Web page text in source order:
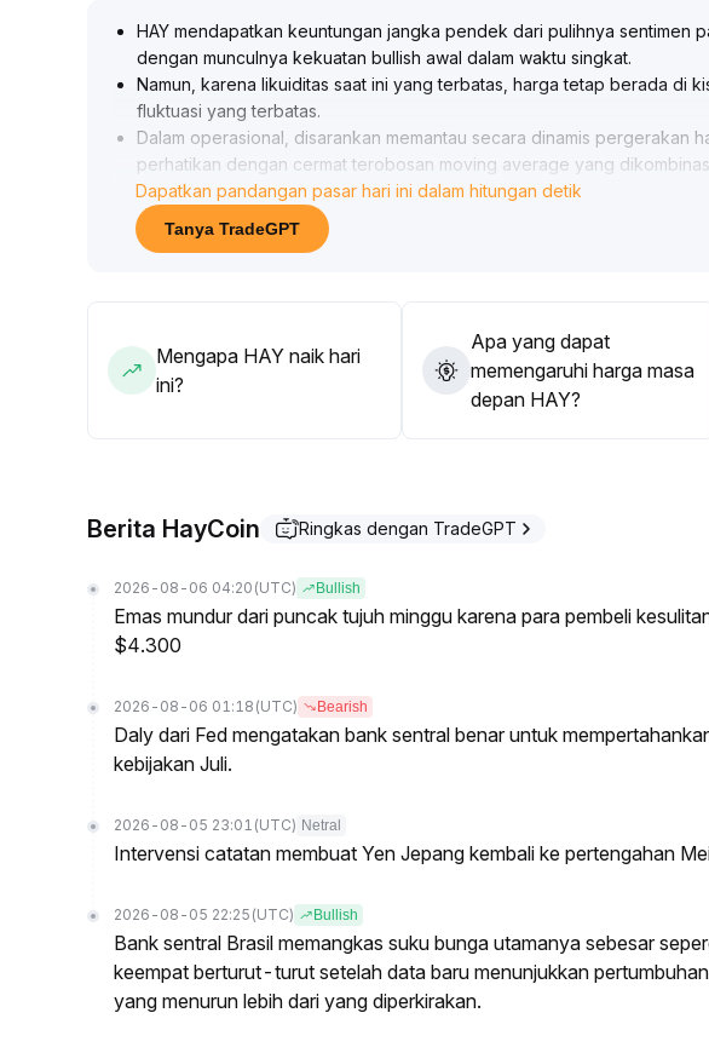
HAY mendapatkan keuntungan jangka pendek dari pulihnya sentimen
dengan munculnya kekuatan bullish awal dalam waktu singkat.
Namun, karena likuiditas saat ini yang terbatas, harga tetap berada di
fluktuasi yang terbatas.
Dalam operasional, disarankan memantau secara dinamis pergerakan
perhatikan dengan cermat terobosan moving average yang
transaksi, serta laksanakan manajemen posisi dan stop-loss yang ketat
Untuk tata letak jangka menengah-panjang, perhatikan resonnansi
waspada terhadap dampak retracement akibat likuiditas rendah
Dapatkan pandangan pasar hari ini dalam hitungan detik
Tanya TradeGPT
Mengapa HAY naik hari
ini?
Apa yang dapat
memengaruhi harga masa
depan HAY?
Berita HayCoin Ringkas dengan TradeGPT
2026-08-06 04:20 (UTC) Bullish
Emas mundur dari puncak tujuh minggu karena para pembeli
$4.300
2026-08-06 01:18 (UTC) Bearish
Daly dari Fed mengatakan bank sentral benar untuk
kebijakan Juli.
2026-08-05 23:01 (UTC) Netral
Intervensi catatan membuat Yen Jepang kembali ke pertengahan
2026-08-05 22:25 (UTC) Bullish
Bank sentral Brasil memangkas suku bunga utamanya sebesar
keempat berturut-turut setelah data baru menunjukkan
yang menurun lebih dari yang diperkirakan.